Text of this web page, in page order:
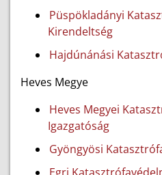
Püspökladányi
Kirendeltség
Hajdúnánási
Heves Megye
Heves Megyei
Igazgatóság
Gyöngyösi